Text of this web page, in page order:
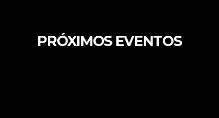
PRÓXIMOS EVENTOS